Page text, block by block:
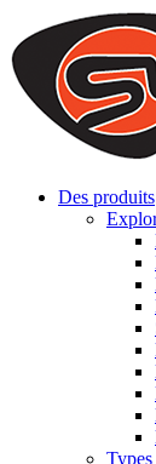
We use cookies
you a better
ACCEPT AND
Des produits